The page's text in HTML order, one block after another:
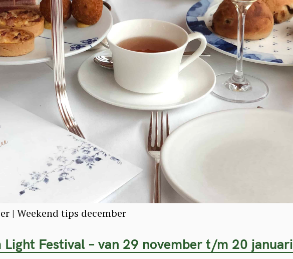
| Weekend tips december
Light Festival – van 29 november t/m 20 januari